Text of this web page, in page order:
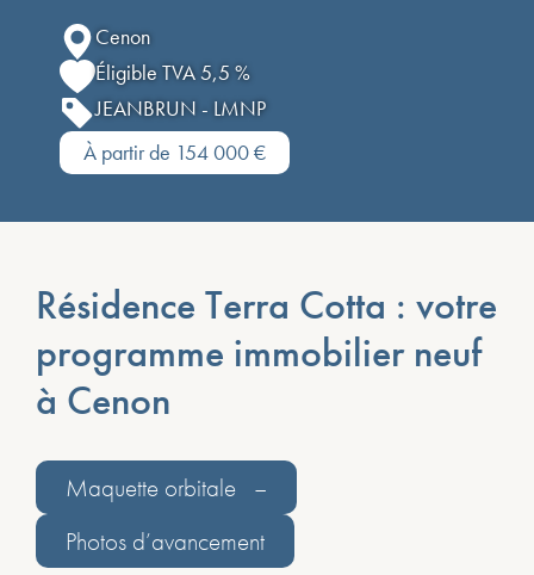
Cenon
Éligible TVA 5,5 %
JEANBRUN - LMNP
À partir de 154 000 €
Résidence Terra Cotta : votre
programme immobilier neuf
à Cenon
Maquette orbitale –
Photos d’avancement